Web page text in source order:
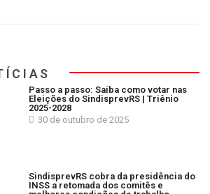
Passo a passo: Saiba como votar nas
Eleições do SindisprevRS | Triênio
2025-2028
30 de outubro de 2025
SindisprevRS cobra da presidência do
INSS a retomada dos comitês e